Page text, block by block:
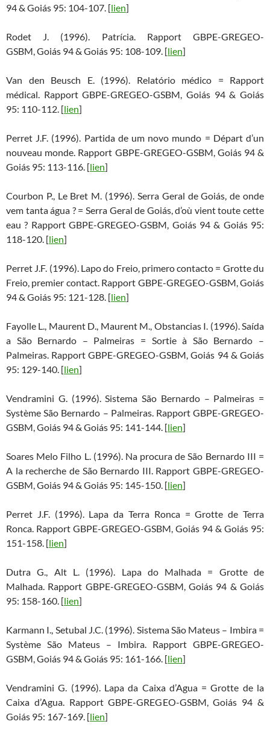
94 & Goiás 95: 104-107. [lien]
Rodet J. (1996). Patrícia. Rapport GBPE-GREGEO-
GSBM, Goiás 94 & Goiás 95: 108-109. [lien]
Van den Beusch E. (1996). Relatório médico = Rapport
médical. Rapport GBPE-GREGEO-GSBM, Goiás 94 & Goiás
95: 110-112. [lien]
Perret J.F. (1996). Partida de um novo mundo = Départ d’un
nouveau monde. Rapport GBPE-GREGEO-GSBM, Goiás 94 &
Goiás 95: 113-116. [lien]
Courbon P., Le Bret M. (1996). Serra Geral de Goiás, de onde
vem tanta água ? = Serra Geral de Goiás, d’où vient toute cette
eau ? Rapport GBPE-GREGEO-GSBM, Goiás 94 & Goiás 95:
118-120. [lien]
Perret J.F. (1996). Lapo do Freio, primero contacto = Grotte du
Freio, premier contact. Rapport GBPE-GREGEO-GSBM, Goiás
94 & Goiás 95: 121-128. [lien]
Fayolle L., Maurent D., Maurent M., Obstancias I. (1996). Saída
a São Bernardo – Palmeiras = Sortie à São Bernardo –
Palmeiras. Rapport GBPE-GREGEO-GSBM, Goiás 94 & Goiás
95: 129-140. [lien]
Vendramini G. (1996). Sistema São Bernardo – Palmeiras =
Système São Bernardo – Palmeiras. Rapport GBPE-GREGEO-
GSBM, Goiás 94 & Goiás 95: 141-144. [lien]
Soares Melo Filho L. (1996). Na procura de São Bernardo III =
A la recherche de São Bernardo III. Rapport GBPE-GREGEO-
GSBM, Goiás 94 & Goiás 95: 145-150. [lien]
Perret J.F. (1996). Lapa da Terra Ronca = Grotte de Terra
Ronca. Rapport GBPE-GREGEO-GSBM, Goiás 94 & Goiás 95:
151-158. [lien]
Dutra G., Alt L. (1996). Lapa do Malhada = Grotte de
Malhada. Rapport GBPE-GREGEO-GSBM, Goiás 94 & Goiás
95: 158-160. [lien]
Karmann I., Setubal J.C. (1996). Sistema São Mateus – Imbira =
Système São Mateus – Imbira. Rapport GBPE-GREGEO-
GSBM, Goiás 94 & Goiás 95: 161-166. [lien]
Vendramini G. (1996). Lapa da Caixa d’Agua = Grotte de la
Caixa d’Agua. Rapport GBPE-GREGEO-GSBM, Goiás 94 &
Goiás 95: 167-169. [lien]